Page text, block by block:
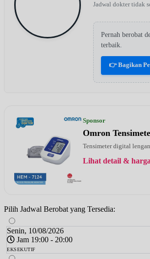
Jadwal dokter tidak
Pernah berobat
terbaik.
👉 Bagikan
Sponsor
Omron
Tensimeter digital
Lihat detail &
Pilih Jadwal Berobat yang Tersedia:
Senin, 10/08/2026
Jam 19:00 - 20:00
EKSEKUTIF